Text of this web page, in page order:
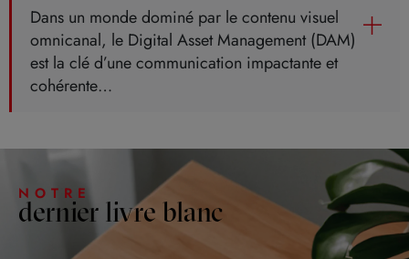
Dans un monde dominé par le contenu visuel
omnicanal, le Digital Asset Management (DAM)
est la clé d’une communication impactante et
cohérente…
NOTRE
dernier livre blanc